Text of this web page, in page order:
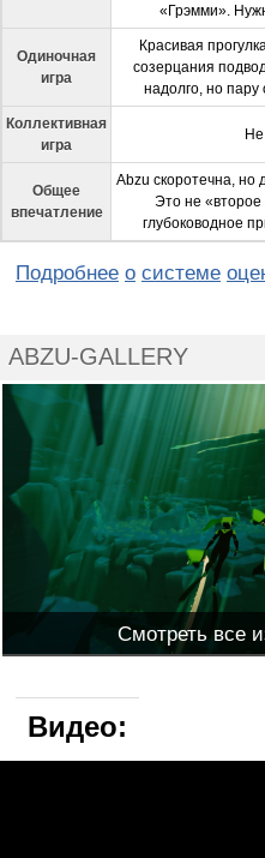
«Грэмми».
Одиночная
игра
Красивая
созерцания
надолго, но пару
Коллективная
игра
Общее
впечатление
Abzu скоротечна, но
Это не
глубоководное
Подробнее о системе
ABZU-GALLERY
Смотреть все
Видео: